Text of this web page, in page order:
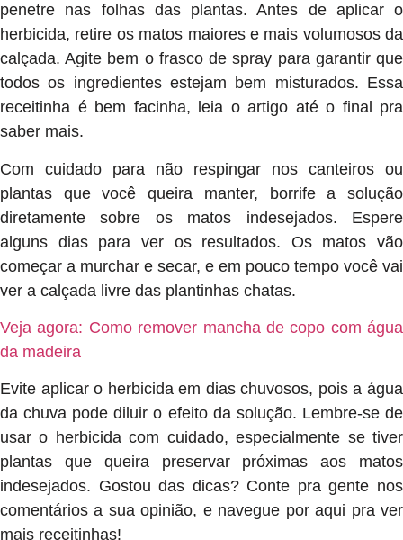
penetre nas folhas das plantas. Antes de aplicar o
herbicida, retire os matos maiores e mais volumosos da
calçada. Agite bem o frasco de spray para garantir que
todos os ingredientes estejam bem misturados. Essa
receitinha é bem facinha, leia o artigo até o final pra
saber mais.
Com cuidado para não respingar nos canteiros ou
plantas que você queira manter, borrife a solução
diretamente sobre os matos indesejados. Espere
alguns dias para ver os resultados. Os matos vão
começar a murchar e secar, e em pouco tempo você vai
ver a calçada livre das plantinhas chatas.
Veja agora: Como remover mancha de copo com água
da madeira
Evite aplicar o herbicida em dias chuvosos, pois a água
da chuva pode diluir o efeito da solução. Lembre-se de
usar o herbicida com cuidado, especialmente se tiver
plantas que queira preservar próximas aos matos
indesejados. Gostou das dicas? Conte pra gente nos
comentários a sua opinião, e navegue por aqui pra ver
mais receitinhas!